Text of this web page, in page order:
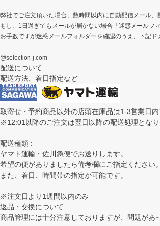
弊社でご注文頂いた場合、数時間以内に自動配信メール
もし、1日過ぎてもメールが届かない場合「迷惑メールフ
お手数ですが迷惑メールフォルダーを確認のうえ、下記ド
@selection-j.com
配送について
配送方法、着日指定など
取寄せ・予約商品以外の店頭在庫品は1-3営業日内
※12:01以降のご注文は翌日以降の配送処理とな
配送種類：
ヤマト運輸・佐川急便でお送りします。
希望の便がありましたら備考欄にご指定ください。
また、着日、時間帯の指定が可能です。
※注文日より1週間以内のみ
返品・交換について
商品管理には十分注意しておりますが、問題があ